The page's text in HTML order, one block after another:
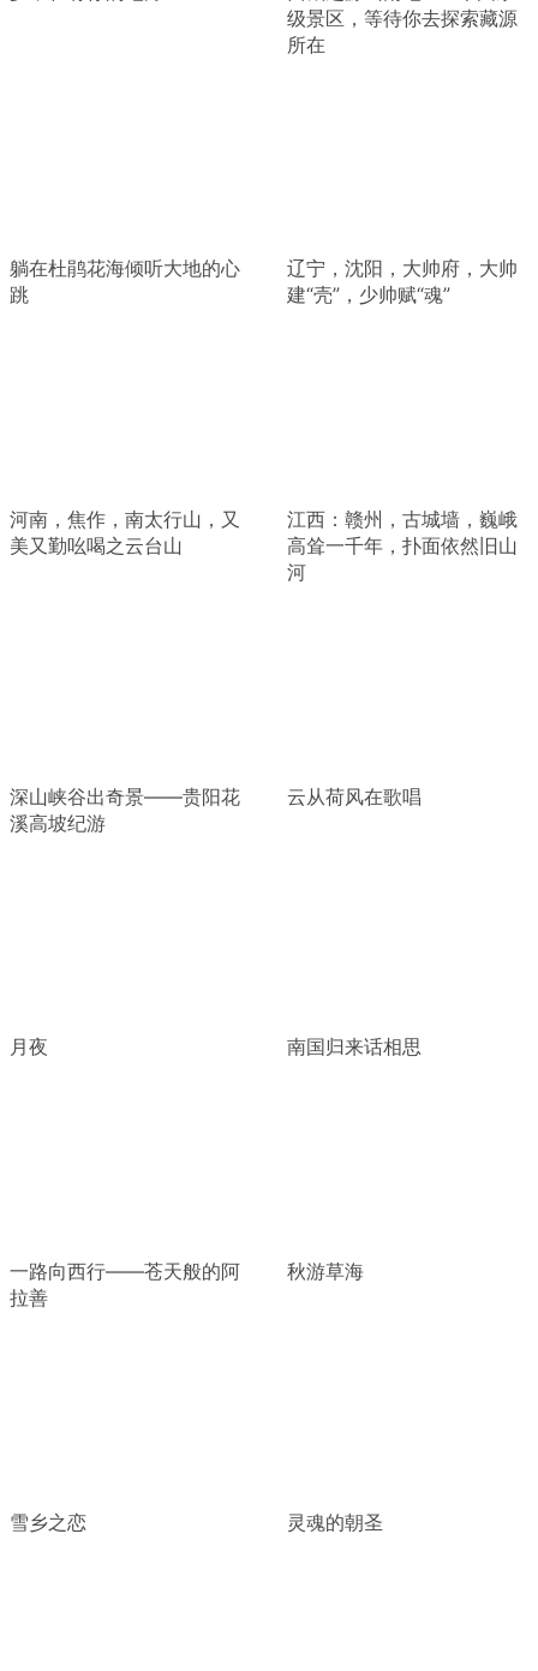
级景区，等待你去探索藏源
所在
躺在杜鹃花海倾听大地的心
跳
辽宁，沈阳，大帅府，大帅
建“壳”，少帅赋“魂”
河南，焦作，南太行山，又
美又勤吆喝之云台山
江西：赣州，古城墙，巍峨
高耸一千年，扑面依然旧山
河
深山峡谷出奇景——贵阳花
溪高坡纪游
云从荷风在歌唱
月夜 南国归来话相思
一路向西行——苍天般的阿
拉善
秋游草海
雪乡之恋 灵魂的朝圣